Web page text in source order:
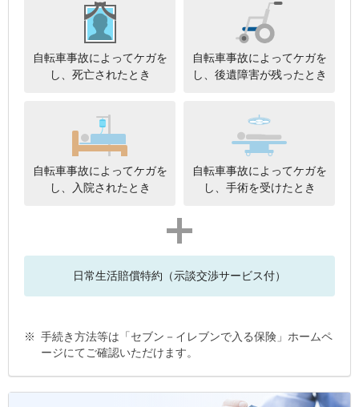
自転車事故によってケガを
し、死亡されたとき
自転車事故によってケガを
し、後遺障害が残ったとき
自転車事故によってケガを
し、入院されたとき
自転車事故によってケガを
し、手術を受けたとき
日常生活賠償特約（示談交渉サービス付）
※ 手続き方法等は「セブン－イレブンで入る保険」ホームペ
ージにてご確認いただけます。